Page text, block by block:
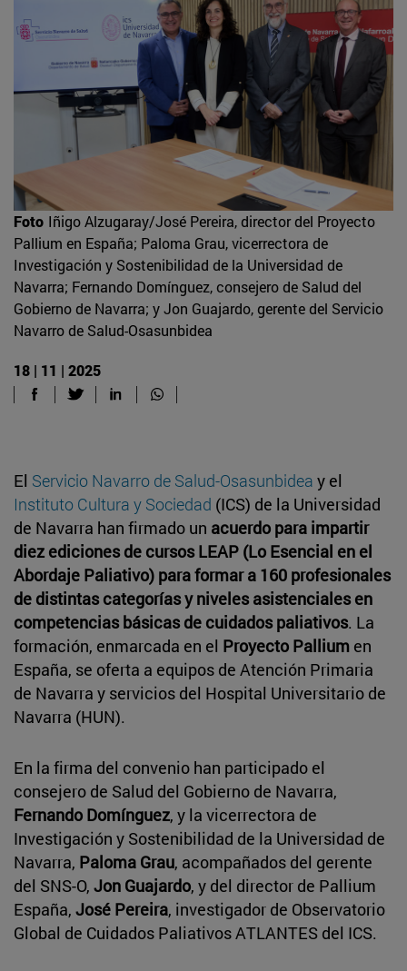
Foto Iñigo Alzugaray/José Pereira, director del Proyecto
Pallium en España; Paloma Grau, vicerrectora de
Investigación y Sostenibilidad de la Universidad de
Navarra; Fernando Domínguez, consejero de Salud del
Gobierno de Navarra; y Jon Guajardo, gerente del Servicio
Navarro de Salud-Osasunbidea
18 | 11 | 2025
El Servicio Navarro de Salud-Osasunbidea y el
Instituto Cultura y Sociedad (ICS) de la Universidad
de Navarra han firmado un acuerdo para impartir
diez ediciones de cursos LEAP (Lo Esencial en el
Abordaje Paliativo) para formar a 160 profesionales
de distintas categorías y niveles asistenciales en
competencias básicas de cuidados paliativos. La
formación, enmarcada en el Proyecto Pallium en
España, se oferta a equipos de Atención Primaria
de Navarra y servicios del Hospital Universitario de
Navarra (HUN).
En la firma del convenio han participado el
consejero de Salud del Gobierno de Navarra,
Fernando Domínguez, y la vicerrectora de
Investigación y Sostenibilidad de la Universidad de
Navarra, Paloma Grau, acompañados del gerente
del SNS-O, Jon Guajardo, y del director de Pallium
España, José Pereira, investigador de Observatorio
Global de Cuidados Paliativos ATLANTES del ICS.